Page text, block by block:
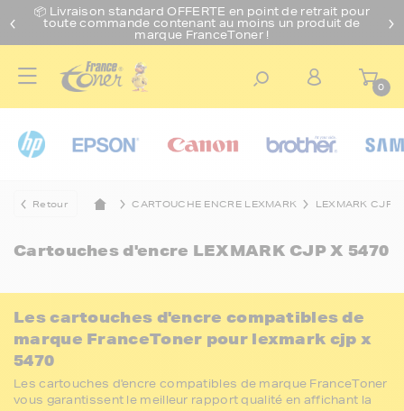
📦 Livraison standard OFFERTE en point de retrait pour
toute commande contenant au moins un produit de
marque FranceToner !
0
Retour CARTOUCHE ENCRE LEXMARK LEXMARK CJP
Cartouches d'encre LEXMARK CJP X 5470
Les cartouches d'encre compatibles de
marque FranceToner pour lexmark cjp x
5470
Les cartouches d'encre compatibles de marque FranceToner
vous garantissent le meilleur rapport qualité en affichant la